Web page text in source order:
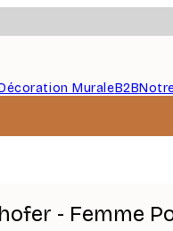
MuraleB2B
- Femme